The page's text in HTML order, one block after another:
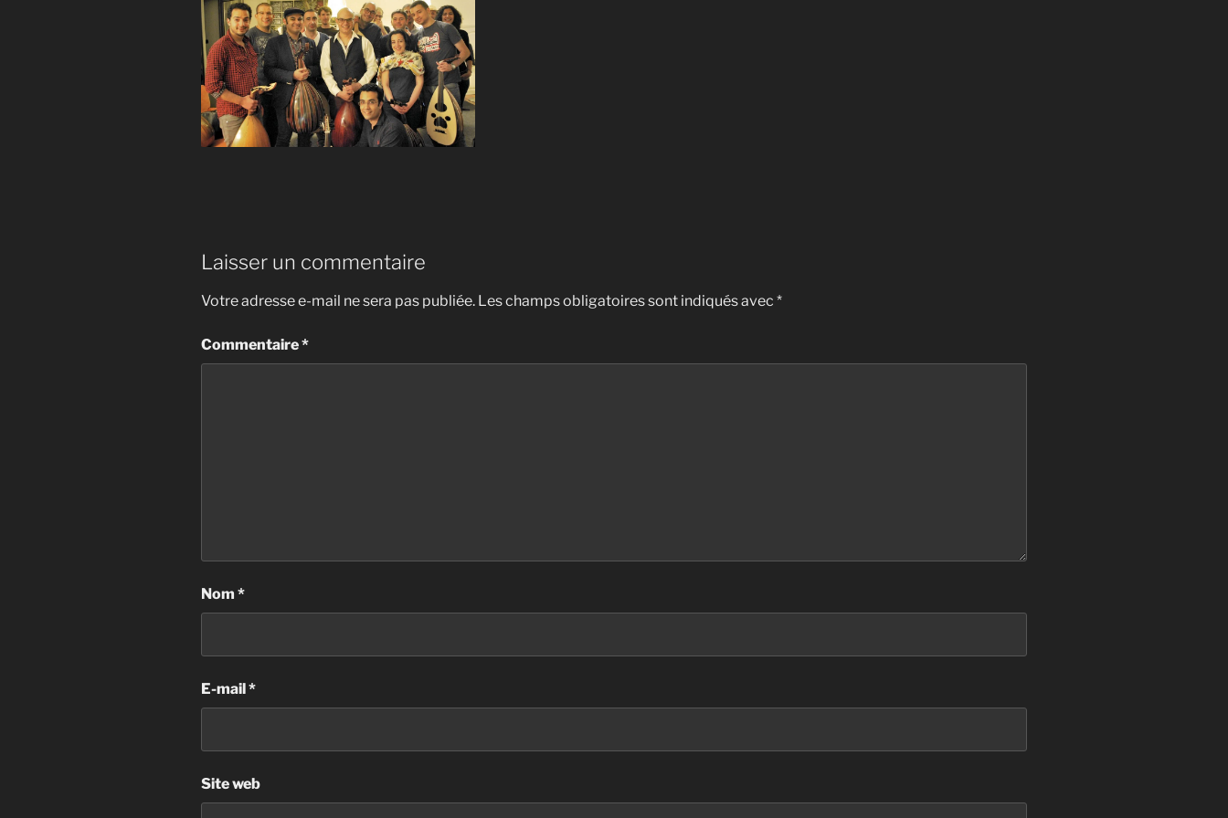
Laisser un commentaire
Votre adresse e-mail ne sera pas publiée. Les champs obligatoires sont indiqués avec *
Commentaire*
Nom *
E-mail*
Site web